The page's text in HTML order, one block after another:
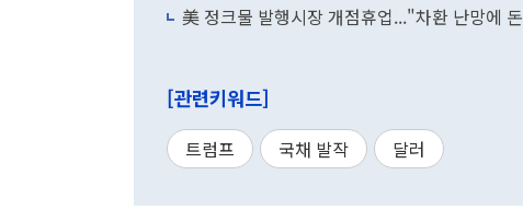
美 정크물 발행시장 개점휴업..."차환 난망에
[관련키워드]
트럼프 국채 발작 달러